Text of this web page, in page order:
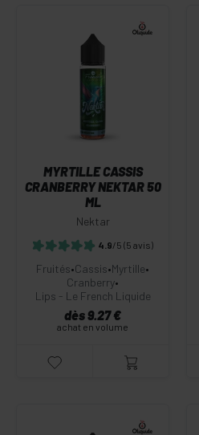
MYRTILLE CASSIS
CRANBERRY NEKTAR 50
ML
Nektar
4.9/5 (5 avis)
Fruités•Cassis•Myrtille•
Cranberry•
Lips - Le French Liquide
dès 9.27 €
achat en volume